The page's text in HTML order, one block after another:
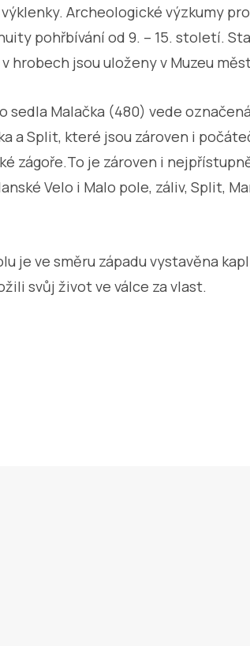
Archeologické výzkumy
pohřbívání od 9. – 15. století.
hrobech jsou uloženy v Muzeu
sedla Malačka (480) vede
a Split, které jsou zároven i
zágoře.To je zároven i
Velo i Malo pole, záliv, Split,
je ve směru západu vystavěna
svůj život ve válce za vlast.